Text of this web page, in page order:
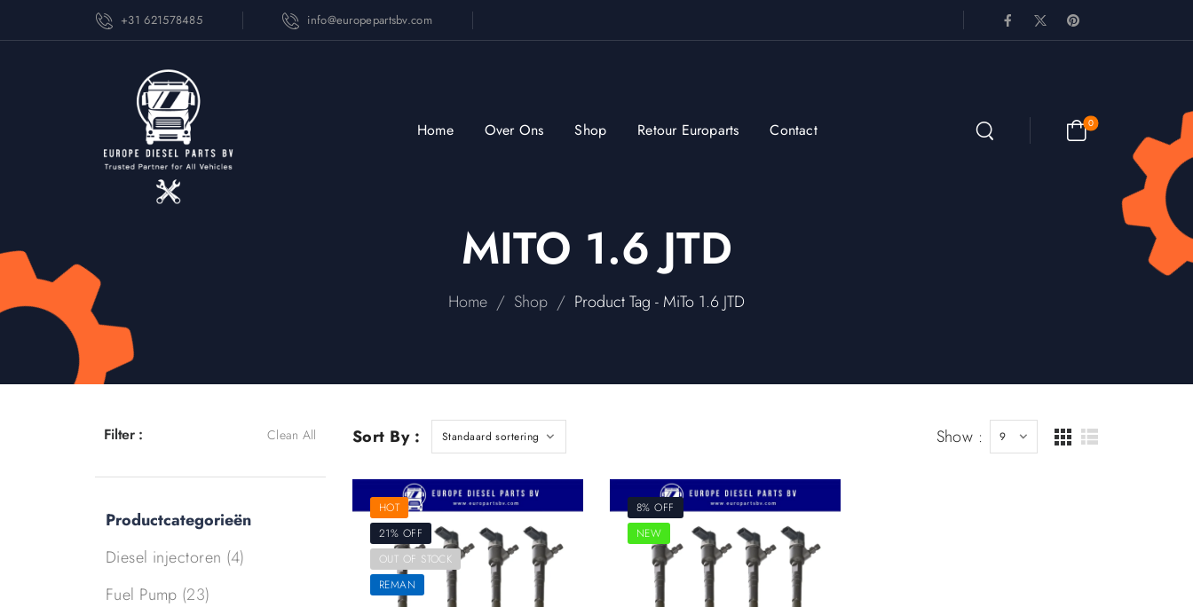
+31 621578485 info@europepartsbv.com
Home Over Ons Shop Retour Europarts Contact 0
MITO 1.6 JTD
Home / Shop / Product Tag - MiTo 1.6 JTD
Filter : Clean All
Productcategorieën
Diesel injectoren (4)
Fuel Pump (23)
Sort By : Show :
HOT
21% OFF
OUT OF STOCK
REMAN
8% OFF
NEW